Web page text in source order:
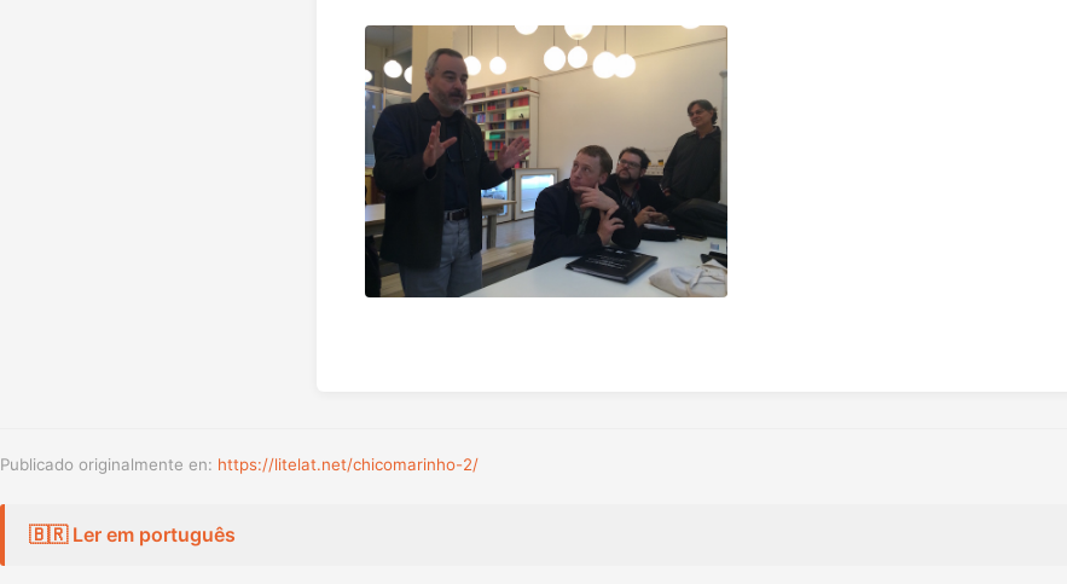
Publicado originalmente en: https://litelat.net/chicomarinho-2/
🇧🇷 Ler em português